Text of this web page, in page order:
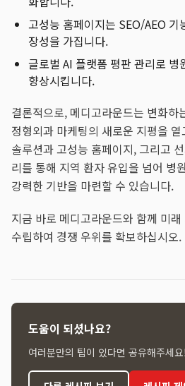
고성능 홈페이지는 SEO/AEO
장성을 가집니다.
글로벌 AI 플랫폼 평판 관리로 병
향상시킵니다.
결론적으로, 메디고라운드는 변화하
정형외과 마케팅의 새로운 지평을
솔루션과 고성능 홈페이지, 그리고
리를 통해 지역 환자 유입을 넘어 병
강력한 기반을 마련할 수 있습니다.
지금 바로 메디고라운드와 함께 미
수립하여 경쟁 우위를 확보하십시오.
도움이 되셨나요?
여러분만의 팁이 있다면 공유해주세요!